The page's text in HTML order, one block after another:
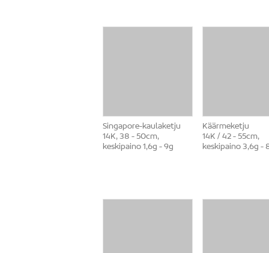
Singapore-kaulaketju
14K, 38 - 50cm,
keskipaino 1,6g - 9g
Käärmeketju
14K / 42 - 55cm,
keskipaino 3,6g -